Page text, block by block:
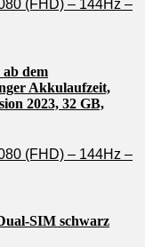
dem
Akkulaufzeit,
2023, 32 GB,
SIM schwarz